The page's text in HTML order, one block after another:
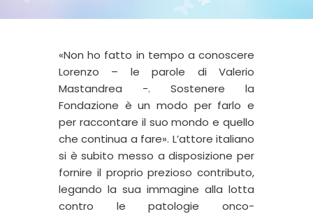
«Non ho fatto in tempo a conoscere
Lorenzo – le parole di Valerio
Mastandrea -. Sostenere la
Fondazione è un modo per farlo e
per raccontare il suo mondo e quello
che continua a fare». L’attore italiano
si è subito messo a disposizione per
fornire il proprio prezioso contributo,
legando la sua immagine alla lotta
contro le patologie onco-